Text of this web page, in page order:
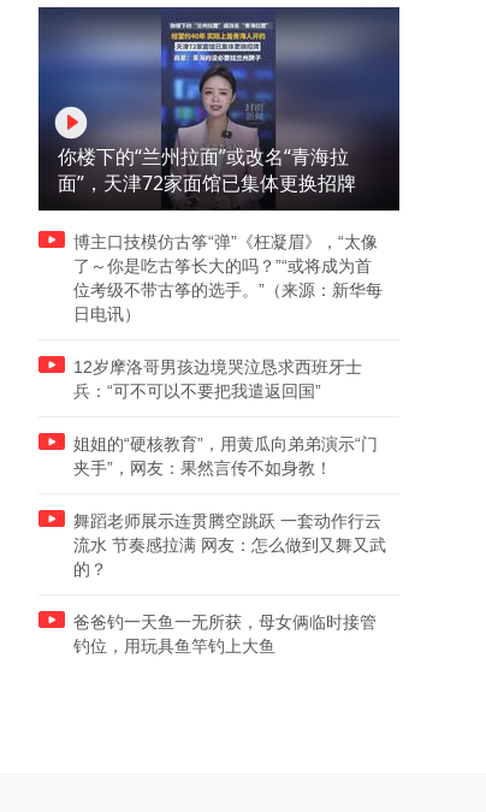
你楼下的“兰州拉面”或改名“青海拉
面”，天津72家面馆已集体更换招牌
博主口技模仿古筝“弹”《枉凝眉》，“太像
了～你是吃古筝长大的吗？”“或将成为首
位考级不带古筝的选手。”（来源：新华每
日电讯）
12岁摩洛哥男孩边境哭泣恳求西班牙士
兵：“可不可以不要把我遣返回国”
姐姐的“硬核教育”，用黄瓜向弟弟演示“门
夹手”，网友：果然言传不如身教！
舞蹈老师展示连贯腾空跳跃 一套动作行云
流水 节奏感拉满 网友：怎么做到又舞又武
的？
爸爸钓一天鱼一无所获，母女俩临时接管
钓位，用玩具鱼竿钓上大鱼